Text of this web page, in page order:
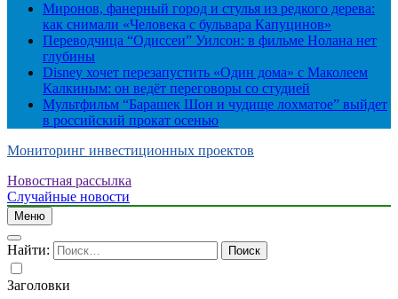
Миронов, фанерный город и стулья из редкого дерева:
как снимали «Человека с бульвара Капуцинов»
Переводчица “Одиссеи” Уилсон: в фильме Нолана нет
глубины
Disney хочет перезапустить «Один дома» с Маколеем
Калкиным: он ведёт переговоры со студией
Мультфильм “Барашек Шон и чудище лохматое” выйдет
в российский прокат осенью
Мониторинг инвестиционных проектов
Новостная рассылка
Случайные новости
Меню
Найти:
Заголовки